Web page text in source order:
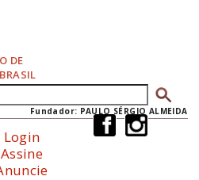
DE
de busca
Fundador: PAULO SÉRGIO ALMEIDA
Login
Assine